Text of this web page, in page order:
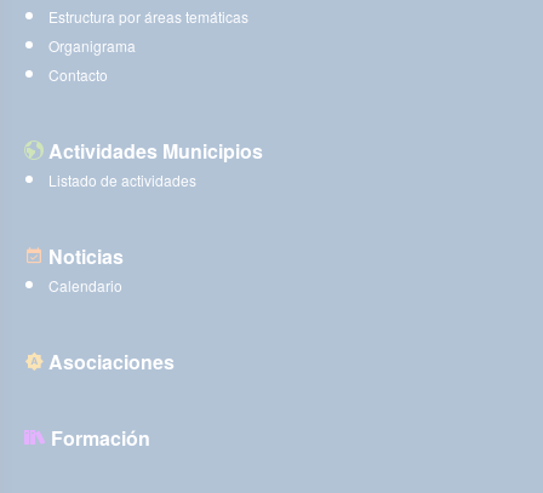
Estructura por áreas temáticas
Organigrama
Contacto
Actividades Municipios
Listado de actividades
Noticias
Calendario
Asociaciones
Formación